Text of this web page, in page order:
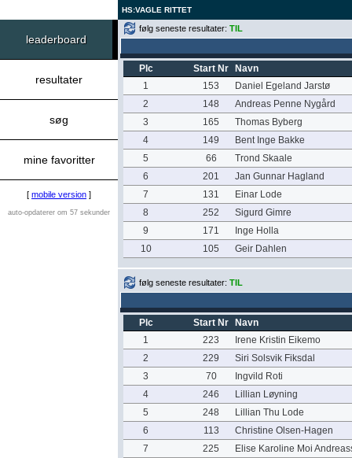
HS:VAGLE RITTET
leaderboard
resultater
søg
mine favoritter
[ mobile version ]
auto-opdaterer om 57 sekunder
følg seneste resultater: TIL
Plc Start Nr
Navn
1
153
Daniel Egeland Jarstø
2
148
Andreas Penne Nygård
3
165
Thomas Byberg
4
149
Bent Inge Bakke
5
66
Trond Skaale
6
201
Jan Gunnar Hagland
7
131
Einar Lode
8
252
Sigurd Gimre
9
171
Inge Holla
10
105 Geir Dahlen
følg seneste resultater: TIL
Plc Start Nr
Navn
1
223
Irene Kristin Eikemo
2
229
Siri Solsvik Fiksdal
3
70
Ingvild Roti
4
246
Lillian Løyning
5
248
Lillian Thu Lode
6
113
Christine Olsen-Hagen
7
225
Elise Karoline Moi